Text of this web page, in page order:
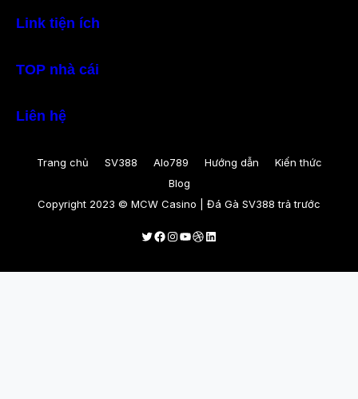
Link tiện ích
TOP nhà cái
Liên hệ
Trang chủ SV388 Alo789 Hướng dẫn
Kiến thức
Blog
Copyright 2023 © MCW Casino | Đá Gà SV388 trả trước
Twitter
Facebook
Instagram
Youtube
Dribbble
LinkedIn